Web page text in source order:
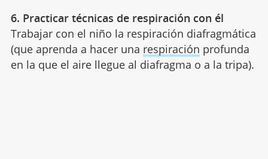
6. Practicar técnicas de respiración con él
Trabajar con el niño la respiración diafragmática
(que aprenda a hacer una respiración profunda
en la que el aire llegue al diafragma o a la tripa).